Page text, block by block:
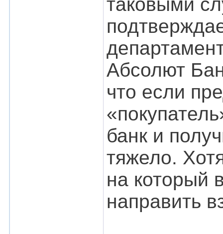
Абсолют
что если
банк и
тяжело.
на который
направить